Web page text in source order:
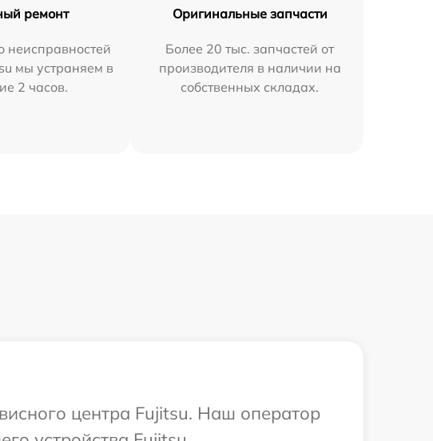
ремонт
неисправностей
мы устраняем в
2 часов.
Оригинальные запчасти
Более 20 тыс. запчастей от
производителя в наличии на
собственных складах.
центра Fujitsu. Наш оператор